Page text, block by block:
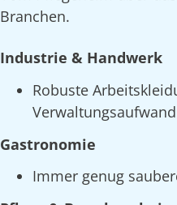
Branchen.
Industrie & Handwerk
Robuste
Gastronomie
Immer genug